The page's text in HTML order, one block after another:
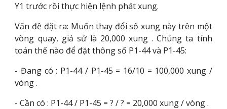
Y1 trước rồi thực hiện lệnh phát xung.
Vấn đề đặt ra: Muốn thay đổi số xung này trên một
vòng quay, giả sử là 20,000 xung . Chúng ta tính
toán thế nào để đặt thông số P1-44 và P1-45:
- Đang có : P1-44 / P1-45 = 16/10 = 100,000 xung /
vòng .
- Cần có : P1-44 / P1-45 = ? / ? = 20,000 xung / vòng .